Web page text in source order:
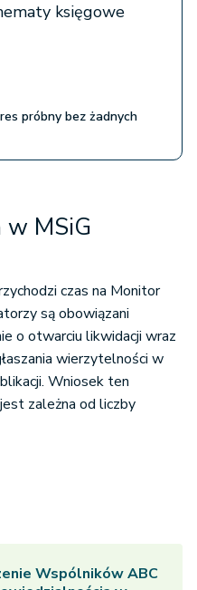
księgowe
próbny bez żadnych
w MSiG
czas na Monitor
są obowiązani
o otwarciu likwidacji wraz
wierzytelności w
Wniosek ten
zależna od liczby
Wspólników ABC